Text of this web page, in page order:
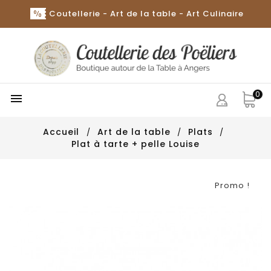
Coutellerie - Art de la table - Art Culinaire
 0
Accueil Art de la table
Plats
Plat à tarte + pelle Louise
Promo !